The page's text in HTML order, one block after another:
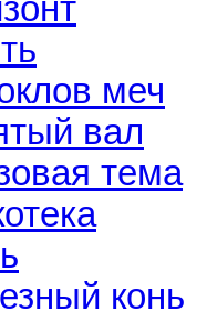
меч
вал
тема
конь